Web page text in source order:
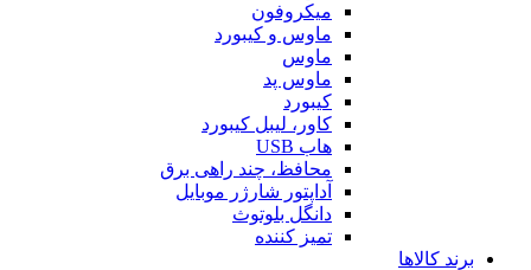
میکروفون
ماوس و کیبورد
ماوس
ماوس پد
کیبورد
کاور، لیبل کیبورد
هاب USB
محافظ، چند راهی برق
آداپتور شارژر موبایل
دانگل بلوتوث
تمیز کننده
برند کالاها